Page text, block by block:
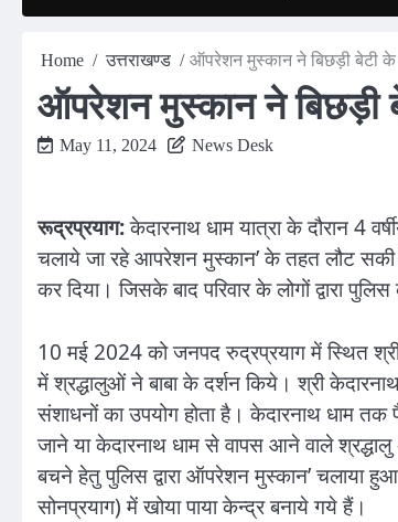
Home उत्तराखण्ड ऑपरेशन मुस्कान ने बिछड़ी बेटी के
ऑपरेशन मुस्कान ने बिछड़ी
May 11, 2024 News Desk
रूद्रप्रयाग:केदारनाथ धाम यात्रा के दौरान 4
चलाये जा रहे आपरेशन मुस्कान’ के तहत लौट
कर दिया। जिसके बाद परिवार के लोगों द्वारा
10 मई 2024 को जनपद रुद्रप्रयाग में स्थित
में श्रद्धालुओं ने बाबा के दर्शन किये। श्री
संशाधनों का उपयोग होता है। केदारनाथ धाम
जाने या केदारनाथ धाम से वापस आने वाले
बचने हेतु पुलिस द्वारा ऑपरेशन मुस्कान’ चलाया
सोनप्रयाग) में खोया पाया केन्द्र बनाये गये हैं।